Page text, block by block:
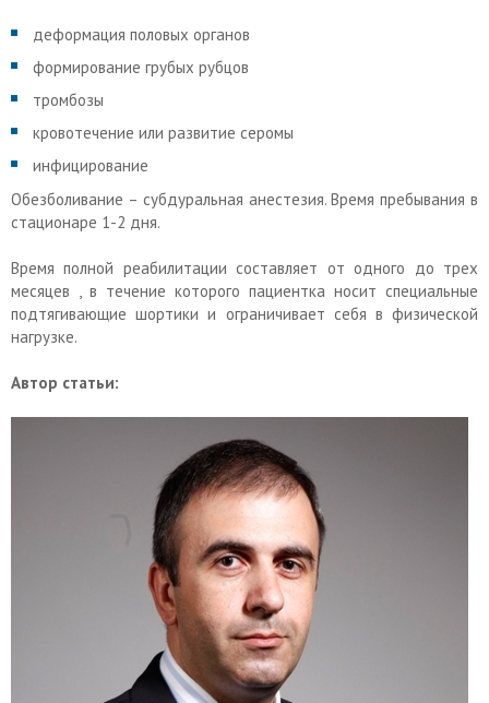
деформация половых органов
формирование грубых рубцов
тромбозы
кровотечение или развитие серомы
инфицирование
Обезболивание – субдуральная анестезия. Время пребывания в
стационаре 1-2 дня.
Время полной реабилитации составляет от одного до трех
месяцев , в течение которого пациентка носит специальные
подтягивающие шортики и ограничивает себя в физической
нагрузке.
Автор статьи: